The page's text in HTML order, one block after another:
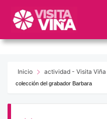
este
web
sistemaInicio actividad - Visita Viña
colección del grabador Barbara